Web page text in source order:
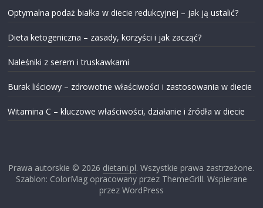
Optymalna podaż białka w diecie redukcyjnej – jak ją ustalić?
Dieta ketogeniczna – zasady, korzyści i jak zacząć?
Naleśniki z serem i truskawkami
Burak liściowy – zdrowotne właściwości i zastosowania w diecie
Witamina C – kluczowe właściwości, działanie i źródła w diecie
Prawa autorskie © 2026 dietani.pl. Wszystkie prawa zastrzeżone.
Szablon: ColorMag opracowany przez ThemeGrill. Wspierane
przez WordPress